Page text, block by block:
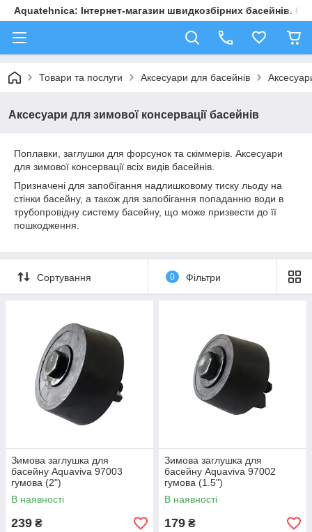
Aquatehnica: Інтернет-магазин швидкозбірних басейнів.
Товари та послуги Аксесуари для басейнів
Аксесуари для зимової консервації басейнів
Поплавки, заглушки для форсунок та скіммерів. Аксесуари
для зимової консервації всіх видів басейнів.
Призначені для запобігання надлишковому тиску льоду на
стінки басейну, а також для запобігання попаданню води в
трубопровідну систему басейну, що може призвести до її
пошкодження.
Сортування 0 Фільтри
Зимова заглушка для
басейну Aquaviva 97003
гумова (2")
В наявності
239 ₴
Зимова заглушка для
басейну Aquaviva 97002
гумова (1.5")
В наявності
179 ₴